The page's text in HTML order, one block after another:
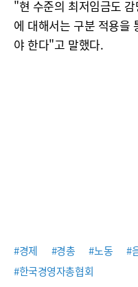
"현 수준의 최저임금도
에 대해서는 구분 적용을
야 한다"고 말했다.
#경제 #경총 #노동 #
#한국경영자총협회